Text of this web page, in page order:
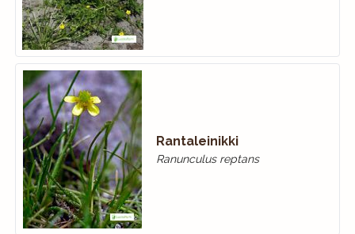
Rantaleinikki
Ranunculus reptans